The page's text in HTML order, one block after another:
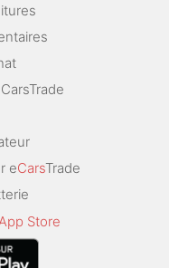
eCarsTrade